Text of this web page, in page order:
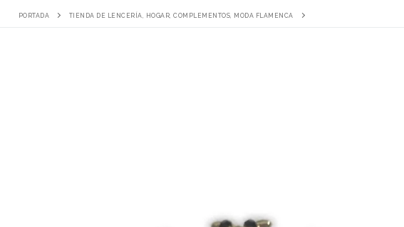
PORTADA TIENDA DE LENCERÍA, HOGAR, COMPLEMENTOS, MODA FLAMENCA